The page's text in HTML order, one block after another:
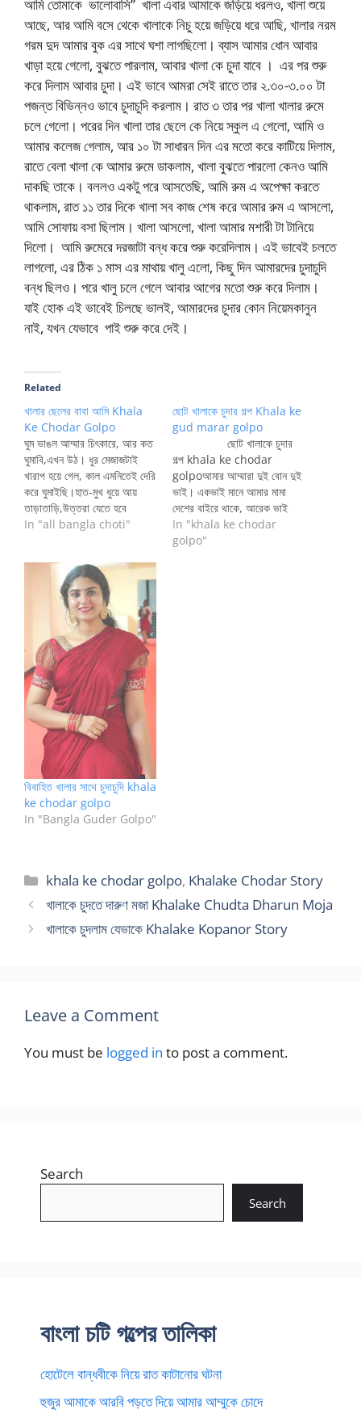
আমি তোমাকে ভালোবাসি” খালা এবার আমাকে জড়িয়ে ধরলও, খালা শুয়ে
আছে, আর আমি বসে থেকে খালাকে নিচু হয়ে জড়িয়ে ধরে আছি, খালার নরম
গরম দুদ আমার বুক এর সাথে ঘশা লাগছিলো। ব্যাস আমার ধোন আবার
খাড়া হয়ে গেলো, বুঝতে পারলাম, আবার খালা কে চুদা যাবে । এর পর শুরু
করে দিলাম আবার চুদা। এই ভাবে আমরা সেই রাতে তার ২.৩০-৩.০০ টা
পজন্ত বিভিন্নও ভাবে চুদাচুদি করলাম। রাত ৩ তার পর খালা খালার রুমে
চলে গেলো। পরের দিন খালা তার ছেলে কে নিয়ে স্কুল এ গেলো, আমি ও
আমার কলেজ গেলাম, আর ১০ টা সাধারন দিন এর মতো করে কাটিয়ে দিলাম,
রাতে বেলা খালা কে আমার রুমে ডাকলাম, খালা বুঝতে পারলো কেনও আমি
দাকছি তাকে। বললও একটু পরে আসতেছি, আমি রুম এ অপেক্ষা করতে
থাকলাম, রাত ১১ তার দিকে খালা সব কাজ শেষ করে আমার রুম এ আসলো,
আমি সোফায় বসা ছিলাম। খালা আসলো, খালা আমার মশারী টা টানিয়ে
দিলো। আমি রুমেরে দরজাটা বন্ধ করে শুরু করেদিলাম। এই ভাবেই চলতে
লাগলো, এর ঠিক ১ মাস এর মাথায় খালু এলো, কিছু দিন আমারদের চুদাচুদি
বন্ধ ছিলও। পরে খালু চলে গেলে আবার আগের মতো শুরু করে দিলাম।
যাই হোক এই ভাবেই চিলছে ভালই, আমারদের চুদার কোন নিয়েমকানুন
নাই, যখন যেভাবে পাই শুরু করে দেই।
Related
খালার ছেলের বাবা আমি Khala
Ke Chodar Golpo
ঘুম ভাঙল আম্মার চিৎকারে, আর কত
ঘুমাবি,এখন উঠ। ধুর মেজাজটাই
খারাপ হয়ে গেল, কাল এমনিতেই দেরি
করে ঘুমাইছি।হাত-মুখ ধুয়ে আয়
তাড়াতাড়ি,উত্তরা যেতে হবে
এখনি,আম্মার কথা শুনে মেজাজটাই
দিব আর হইল কি? মানুষ ভাবে এক
হয় আরেক। স্যার-ম্যাডামরা পুরা
In "all bangla choti"
ছোট খালাকে চুদার গল্প Khala ke
gud marar golpo
ছোট খালাকে চুদার
গল্প khala ke chodar
golpoআমার আম্মারা দুই বোন দুই
ভাই। একভাই মানে আমার মামা
দেশের বাইরে থাকে, আরেক ভাই
ছোট বেলায় মারা যান। আমার আম্মা
সবার বড়। তারপরে মেজো মামা
In "khala ke chodar
golpo"
বিবাহিত খালার সাথে চুদাচুদি khala
ke chodar golpo
In "Bangla Guder Golpo"
Categories
khala ke chodar golpo, Khalake Chodar Story
খালাকে চুদতে দারুণ মজা Khalake Chudta Dharun Moja
খালাকে চুদলাম যেভাকে Khalake Kopanor Story
Leave a Comment
You must be logged in to post a comment.
Search
Search
বাংলা চটি গল্পের তালিকা
হোটেলে বান্ধবীকে নিয়ে রাত কাটানোর ঘটনা
হুজুর আমাকে আরবি পড়তে দিয়ে আমার আম্মুকে চোদে